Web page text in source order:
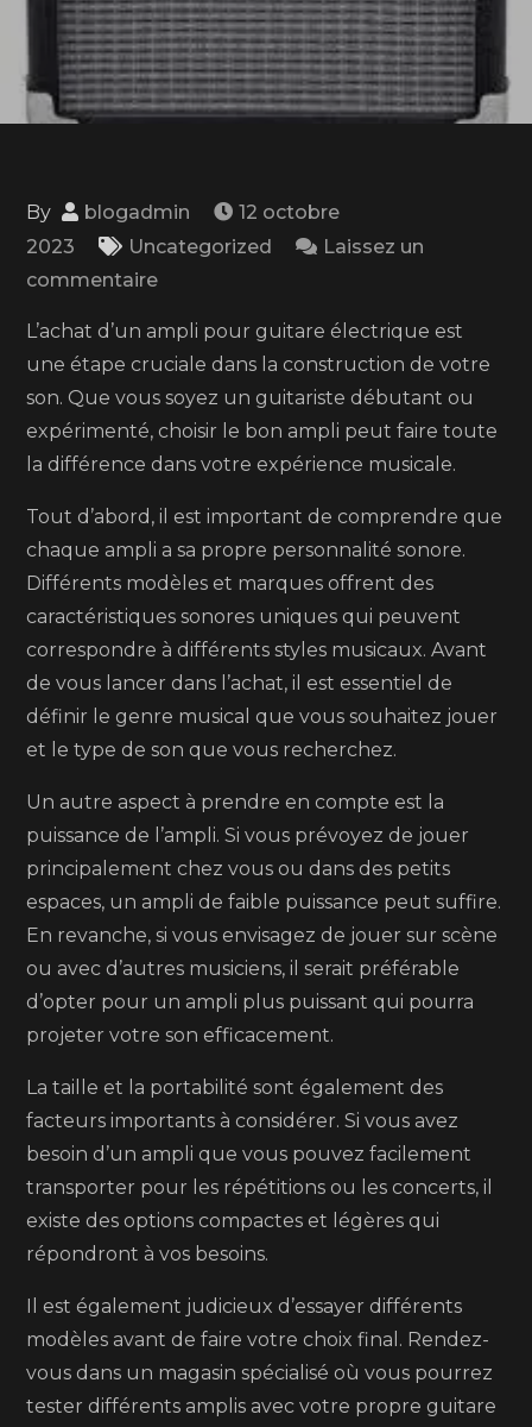
By blogadmin
12 octobre
2023
Uncategorized
Laissez un
commentaireon
d’achat
pour
un
ampli
de
guitare
électrique
:
comment
choisir
le
bon
modèle
L’achat d’un ampli pour guitare électrique est
une étape cruciale dans la construction de votre
son. Que vous soyez un guitariste débutant ou
expérimenté, choisir le bon ampli peut faire toute
la différence dans votre expérience musicale.
Tout d’abord, il est important de comprendre que
chaque ampli a sa propre personnalité sonore.
Différents modèles et marques offrent des
caractéristiques sonores uniques qui peuvent
correspondre à différents styles musicaux. Avant
de vous lancer dans l’achat, il est essentiel de
définir le genre musical que vous souhaitez jouer
et le type de son que vous recherchez.
Un autre aspect à prendre en compte est la
puissance de l’ampli. Si vous prévoyez de jouer
principalement chez vous ou dans des petits
espaces, un ampli de faible puissance peut suffire.
En revanche, si vous envisagez de jouer sur scène
ou avec d’autres musiciens, il serait préférable
d’opter pour un ampli plus puissant qui pourra
projeter votre son efficacement.
La taille et la portabilité sont également des
facteurs importants à considérer. Si vous avez
besoin d’un ampli que vous pouvez facilement
transporter pour les répétitions ou les concerts, il
existe des options compactes et légères qui
répondront à vos besoins.
Il est également judicieux d’essayer différents
modèles avant de faire votre choix final. Rendez-
vous dans un magasin spécialisé où vous pourrez
tester différents amplis avec votre propre guitare